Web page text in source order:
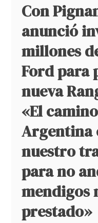
Con
anunció
millones
Ford para
nueva
«El
Argentina
nuestro
para no
mendigos
prestado»